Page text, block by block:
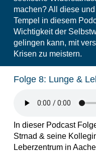
machen? All diese
Tempel in diesem
Wichtigkeit der
gelingen kann, mit
Krisen zu meistern.
Folge 8: Lunge &
In dieser Podcast
Strnad & seine
Leberzentrum in